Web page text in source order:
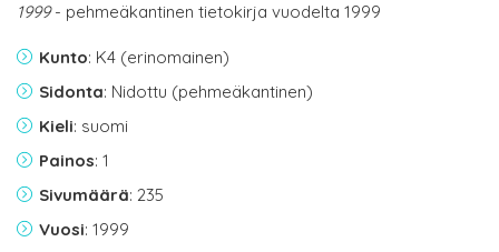
1999- pehmeäkantinen tietokirja vuodelta 1999
Kunto: K4 (erinomainen)
Sidonta: Nidottu (pehmeäkantinen)
Kieli: suomi
Painos: 1
Sivumäärä: 235
Vuosi: 1999